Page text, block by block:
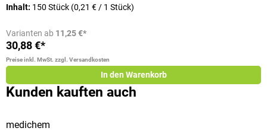
Inhalt: 150 Stück (0,21 € / 1 Stück)
Varianten ab 11,25 €*
30,88 €*
Preise inkl. MwSt. zzgl. Versandkosten
In den Warenkorb
Kunden kauften auch
medichem